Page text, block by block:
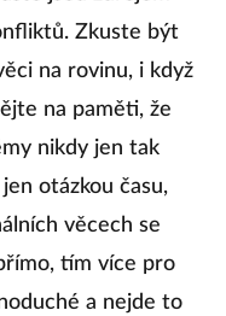
Zkuste být
na rovinu, i když
na paměti, že
nikdy jen tak
otázkou času,
věcech se
tím více pro
a nejde to